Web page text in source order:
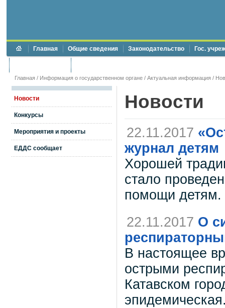
Главная Общие сведения Законодательство Гос.
Главная / Информация о государственном органе / Актуальная информация /
Новости
Конкурсы
Мероприятия и проекты
ЕДДС сообщает
Новости
22.11.2017
журнал детям
Хорошей
стало
помощи детям.
22.11.2017 О
В настоящее
острыми
Катавском